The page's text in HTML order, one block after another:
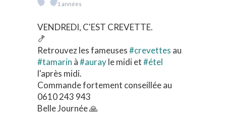
1 années
VENDREDI, C'EST CREVETTE.
🍤
Retrouvez les fameuses#crevettes au
#tamarin à#aurayle midi et#étel
l'après midi.
Commande fortement conseillée au
0610 243 943
Belle Journée 🙏